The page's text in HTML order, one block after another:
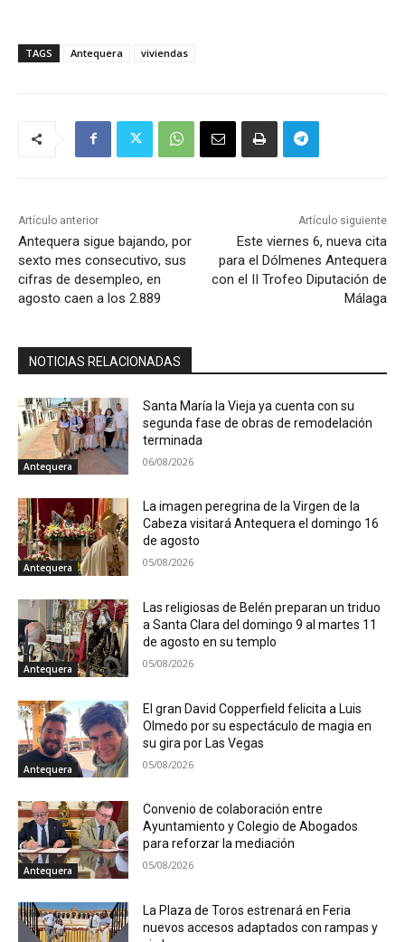
TAGS Antequera viviendas
Artículo anterior
Antequera sigue bajando, por
sexto mes consecutivo, sus
cifras de desempleo, en
agosto caen a los 2.889
Artículo siguiente
Este viernes 6, nueva cita
para el Dólmenes Antequera
con el II Trofeo Diputación de
Málaga
NOTICIAS RELACIONADAS
Antequera
Santa María la Vieja ya cuenta con su
segunda fase de obras de remodelación
terminada
06/08/2026
Antequera
La imagen peregrina de la Virgen de la
Cabeza visitará Antequera el domingo 16
de agosto
05/08/2026
Antequera
Las religiosas de Belén preparan un triduo
a Santa Clara del domingo 9 al martes 11
de agosto en su templo
05/08/2026
Antequera
El gran David Copperfield felicita a Luis
Olmedo por su espectáculo de magia en
su gira por Las Vegas
05/08/2026
Antequera
Convenio de colaboración entre
Ayuntamiento y Colegio de Abogados
para reforzar la mediación
05/08/2026
La Plaza de Toros estrenará en Feria
nuevos accesos adaptados con rampas y